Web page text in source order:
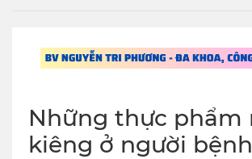
Những thực phẩm
kiêng ở người